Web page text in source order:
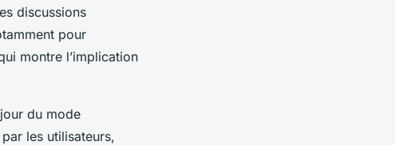
discussions
pour
montre l’implication
du mode
par les utilisateurs,